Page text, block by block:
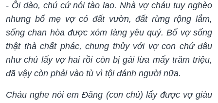
- Ôi dào, chú cứ nói tào lao. Nhà vợ cháu tuy nghèo
nhưng bố mẹ vợ có đất vườn, đất rừng rộng lắm,
sống chan hòa được xóm làng yêu quý. Bố vợ sống
thật thà chất phác, chung thủy với vợ con chứ đâu
như chú lấy vợ hai rồi còn bị gái lừa mấy trăm triệu,
đã vậy còn phải vào tù vì tội đánh người nữa.
Cháu nghe nói em Đăng (con chú) lấy được vợ giàu